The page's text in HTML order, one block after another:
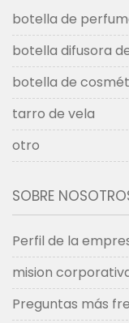
botella de
botella difusora
botella de
tarro de vela
otro
SOBRE
Perfil de la
mision
Preguntas más